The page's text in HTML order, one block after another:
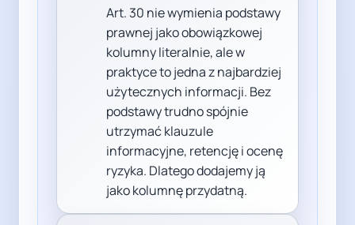
Art. 30 nie wymienia podstawy
prawnej jako obowiązkowej
kolumny literalnie, ale w
praktyce to jedna z najbardziej
użytecznych informacji. Bez
podstawy trudno spójnie
utrzymać klauzule
informacyjne, retencję i ocenę
ryzyka. Dlatego dodajemy ją
jako kolumnę przydatną.